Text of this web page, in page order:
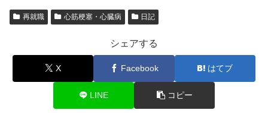
再就職 心筋梗塞・心臓病 日記
シェアする
X Facebook はてブ
LINE コピー